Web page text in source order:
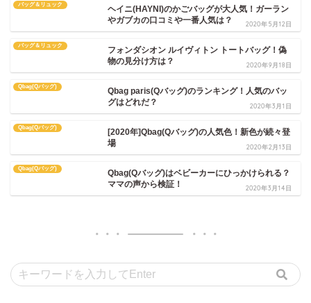
バッグ＆リュック
ヘイニ(HAYNI)のかごバッグが大人気！ガーラン
やガブカの口コミや一番人気は？
2020年5月12日
バッグ＆リュック
フォンダシオン ルイヴィトン トートバッグ！偽
物の見分け方は？
2020年9月18日
Qbag(Qバッグ)
Qbag paris(Qバッグ)のランキング！人気のバッ
グはどれだ？
2020年3月1日
Qbag(Qバッグ)
[2020年]Qbag(Qバッグ)の人気色！新色が続々登
場
2020年2月13日
Qbag(Qバッグ)
Qbag(Qバッグ)はベビーカーにひっかけられる？
ママの声から検証！
2020年3月14日